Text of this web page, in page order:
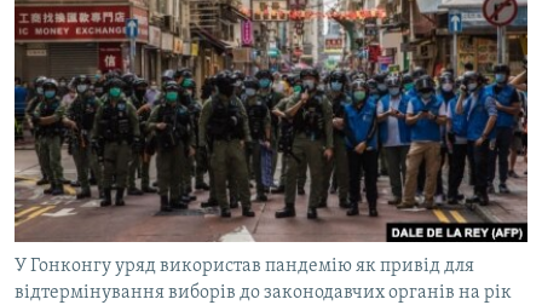
ВСЕ ЗА ДЕНЬ
СПЕЦПРОЕКТИ
ДЕПОРТАЦІЯ
ВІДЕОУРОКИ «ELIFBE»
СВІДЧЕННЯ ОКУПАЦІЇ
УКРАЇНСЬКА ПРОБЛЕМА КРИМУ
ІНФОГРАФІКА
ЯК ОБІЙТИ БЛОКУВАННЯ
Русский
Qırımtatar
ДОЛУЧАЙСЯ!
У Гонконгу уряд використав пандемію як привід для
відтермінування виборів до законодавчих органів на рік